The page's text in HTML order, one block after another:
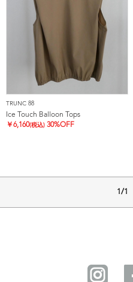
TRUNC 88
Ice Touch Balloon Tops
￥6,160(税込) 30%OFF
1/1